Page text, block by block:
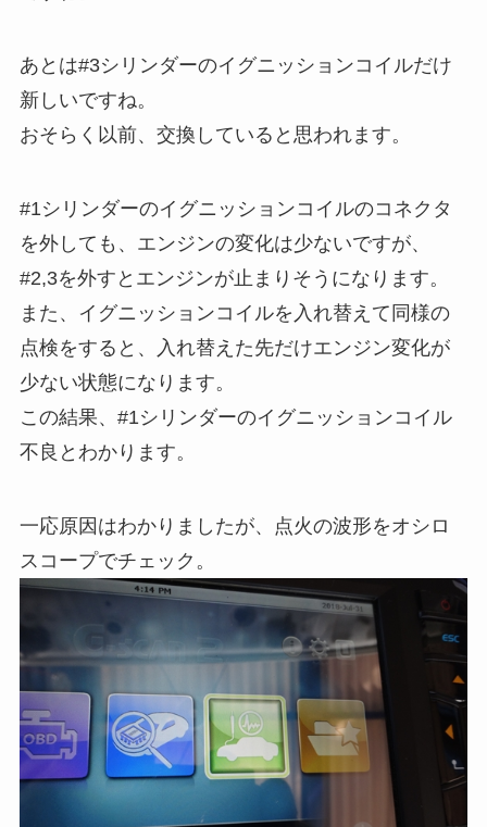
あとは#3シリンダーのイグニッションコイルだけ
新しいですね。
おそらく以前、交換していると思われます。
#1シリンダーのイグニッションコイルのコネクタ
を外しても、エンジンの変化は少ないですが、
#2,3を外すとエンジンが止まりそうになります。
また、イグニッションコイルを入れ替えて同様の
点検をすると、入れ替えた先だけエンジン変化が
少ない状態になります。
この結果、#1シリンダーのイグニッションコイル
不良とわかります。
一応原因はわかりましたが、点火の波形をオシロ
スコープでチェック。